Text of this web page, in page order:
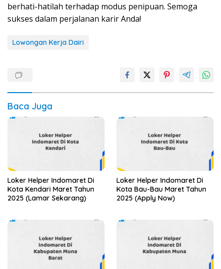
berhati-hatilah terhadap modus penipuan. Semoga
sukses dalam perjalanan karir Anda!
Lowongan Kerja Dairi
Baca Juga
Loker Helper Indomaret Di
Kota Kendari Maret Tahun
2025 (Lamar Sekarang)
Loker Helper Indomaret Di
Kota Bau-Bau Maret Tahun
2025 (Apply Now)